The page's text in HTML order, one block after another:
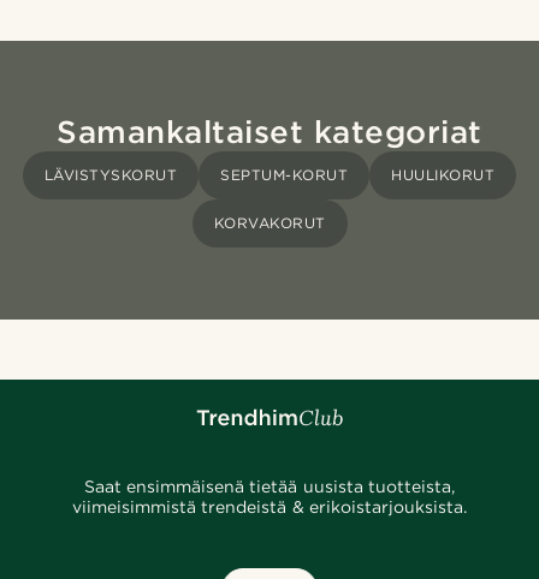
Samankaltaiset kategoriat
LÄVISTYSKORUT SEPTUM-KORUT HUULIKORUT
KORVAKORUT
Saat ensimmäisenä tietää uusista tuotteista,
viimeisimmistä trendeistä & erikoistarjouksista.